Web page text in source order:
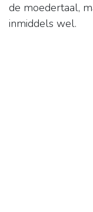
de moedertaal,
inmiddels wel.